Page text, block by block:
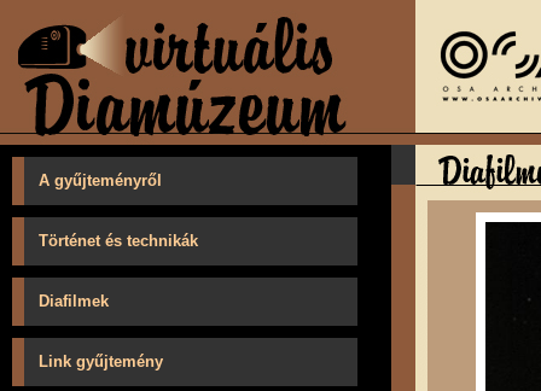
A gyűjteményről
Történet és technikák
Diafilmek
Link gyűjtemény